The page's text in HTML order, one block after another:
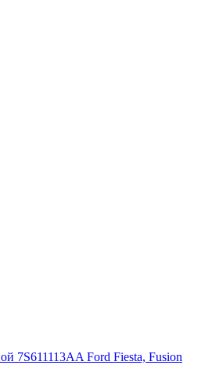
7S611113AA Ford Fiesta, Fusion